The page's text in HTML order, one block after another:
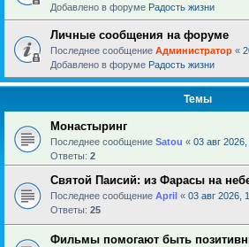
Добавлено в форуме Радость жизни
Личные сообщения на форуме
Последнее сообщение Администратор «
Добавлено в форуме Радость жизни
Темы
Монастыринг
Последнее сообщение Satou « 03 авг
Ответы: 2
Святой Паисий: из Фарасы на
Последнее сообщение April « 03 авг 2026,
Ответы: 25
Фильмы помогают быть